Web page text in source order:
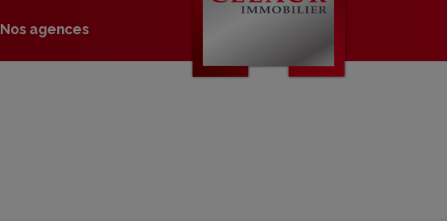
Nos agences